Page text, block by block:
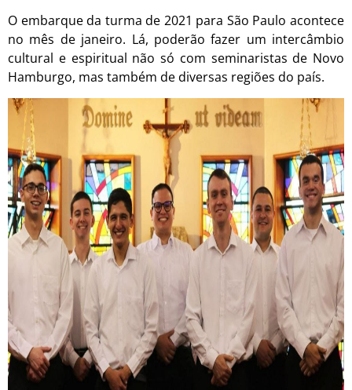
O embarque da turma de 2021 para São Paulo acontece
no mês de janeiro. Lá, poderão fazer um intercâmbio
cultural e espiritual não só com seminaristas de Novo
Hamburgo, mas também de diversas regiões do país.